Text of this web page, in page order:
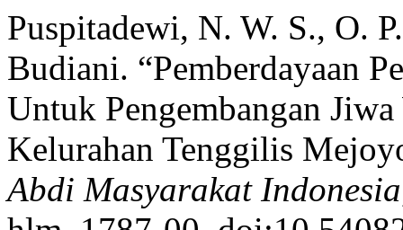
Puspitadewi, N. W. S., O.
Budiani. “Pemberdayaan
Untuk Pengembangan
Kelurahan Tenggilis
Abdi Masyarakat Indonesia